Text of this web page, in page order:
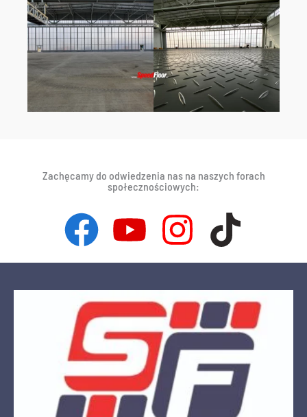
Zachęcamy do odwiedzenia nas na naszych forach
społecznościowych: